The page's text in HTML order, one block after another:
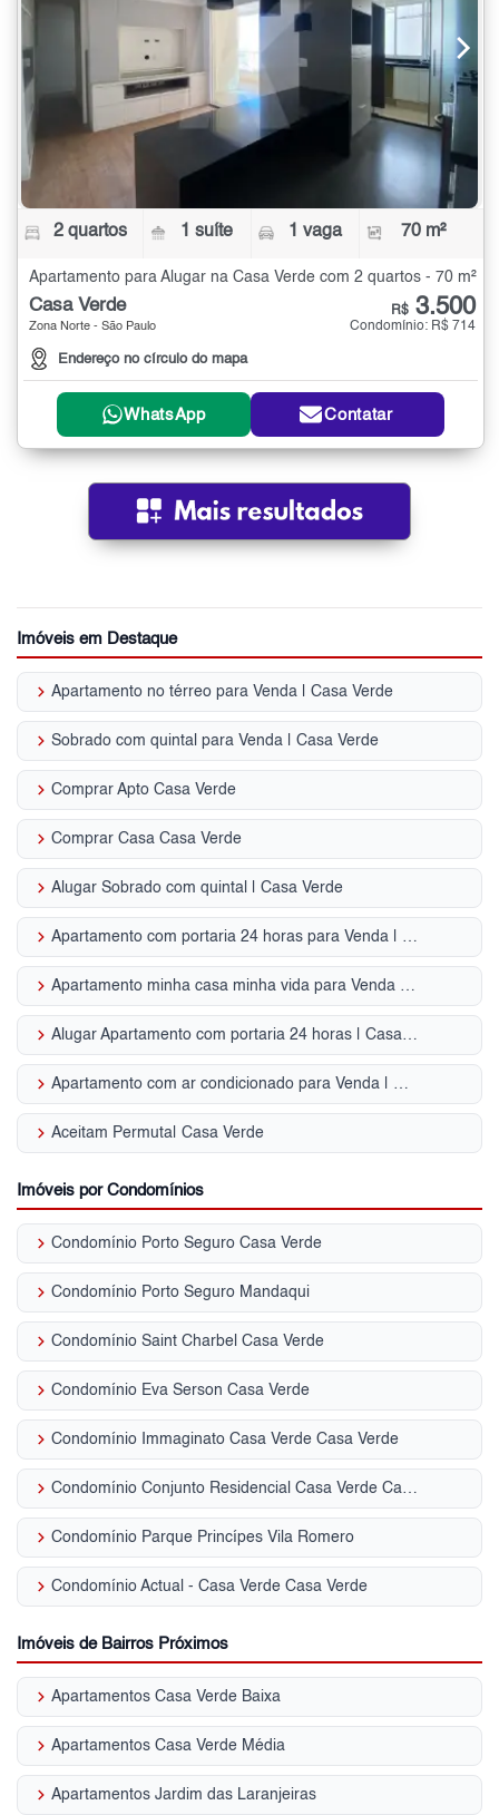
2 quartos 1 suíte 1 vaga 70 m²
Apartamento para Alugar na Casa Verde com 2 quartos - 70 m²
Casa Verde
Zona Norte - São Paulo
Endereço no círculo do mapa
R$ 3.500
Condomínio: R$ 714
WhatsApp Contatar
Imóveis em Destaque
keyboard_arrow_right Apartamento no térreo para Venda | Casa Verde
keyboard_arrow_right Sobrado com quintal para Venda | Casa Verde
keyboard_arrow_right Comprar Apto Casa Verde
keyboard_arrow_right Comprar Casa Casa Verde
keyboard_arrow_right Alugar Sobrado com quintal | Casa Verde
keyboard_arrow_right Apartamento com portaria 24 horas para Venda | Casa Verde
keyboard_arrow_right Apartamento minha casa minha vida para Venda | Casa Verde
keyboard_arrow_right Alugar Apartamento com portaria 24 horas | Casa Verde
keyboard_arrow_right Apartamento com ar condicionado para Venda | Casa Verde
keyboard_arrow_right Aceitam Permuta| Casa Verde
Imóveis por Condomínios
keyboard_arrow_right Condomínio Porto Seguro Casa Verde
keyboard_arrow_right Condomínio Porto Seguro Mandaqui
keyboard_arrow_right Condomínio Saint Charbel Casa Verde
keyboard_arrow_right Condomínio Eva Serson Casa Verde
keyboard_arrow_right Condomínio Immaginato Casa Verde Casa Verde
keyboard_arrow_right Condomínio Conjunto Residencial Casa Verde Casa Verde
keyboard_arrow_right Condomínio Parque Princípes Vila Romero
keyboard_arrow_right Condomínio Actual - Casa Verde Casa Verde
Imóveis de Bairros Próximos
keyboard_arrow_right Apartamentos Casa Verde Baixa
keyboard_arrow_right Apartamentos Casa Verde Média
keyboard_arrow_right Apartamentos Jardim das Laranjeiras